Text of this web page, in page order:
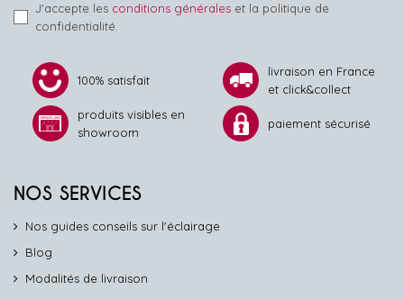
J'accepte les conditions générales et la politique de
confidentialité.
100% satisfait
livraison en France
et click&collect
produits visibles en
showroom
paiement sécurisé
NOS SERVICES
Nos guides conseils sur l'éclairage
Blog
Modalités de livraison